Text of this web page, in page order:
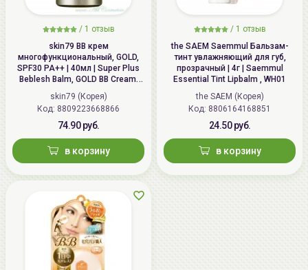
/ 1 отзыв
skin79 ВВ крем
многофункциональный, GOLD,
SPF30 PA++ | 40мл | Super Plus
Beblesh Balm, GOLD BB Cream,
SPF30 PA++
skin79 (Корея)
Код: 8809223668866
74.90 руб.
в корзину
/ 1 отзыв
the SAEM Saemmul Бальзам-
тинт увлажняющий для губ,
прозрачный | 4г | Saemmul
Essential Tint Lipbalm , WH01
the SAEM (Корея)
Код: 8806164168851
24.50 руб.
в корзину